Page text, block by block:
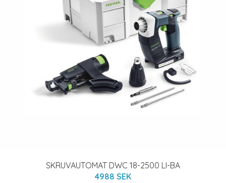
SKRUVAUTOMAT DWC 18-2500 LI-BA
4988 SEK